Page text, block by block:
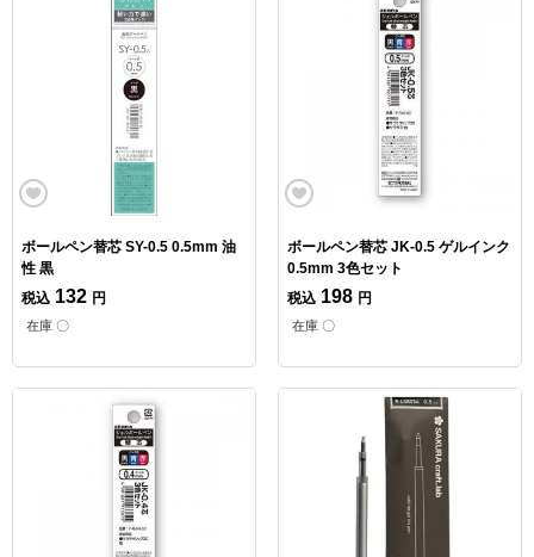
ボールペン替芯 SY-0.5 0.5mm 油
性 黒
税込 132 円
在庫 〇
ボールペン替芯 JK-0.5 ゲルインク
0.5mm 3色セット
税込 198 円
在庫 〇